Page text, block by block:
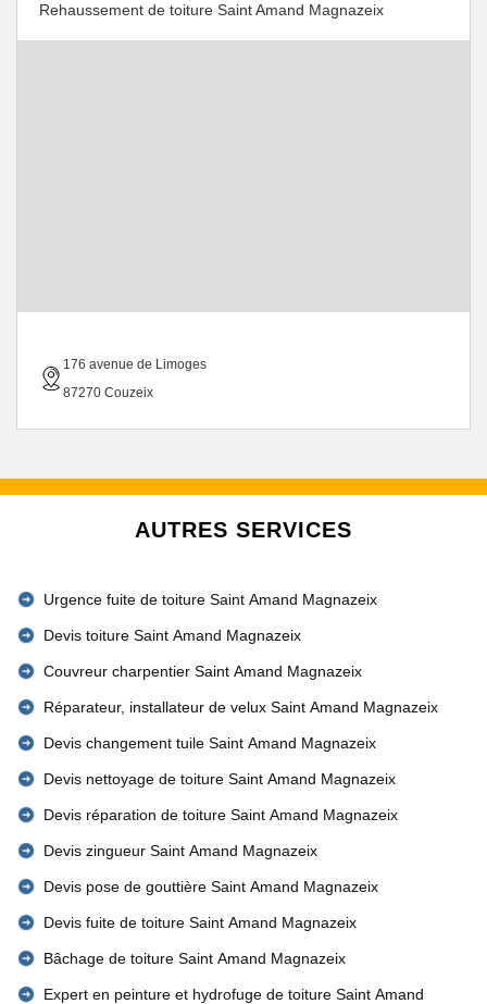
Rehaussement de toiture Saint Amand Magnazeix
176 avenue de Limoges
87270 Couzeix
AUTRES SERVICES
Urgence fuite de toiture Saint Amand Magnazeix
Devis toiture Saint Amand Magnazeix
Couvreur charpentier Saint Amand Magnazeix
Réparateur, installateur de velux Saint Amand Magnazeix
Devis changement tuile Saint Amand Magnazeix
Devis nettoyage de toiture Saint Amand Magnazeix
Devis réparation de toiture Saint Amand Magnazeix
Devis zingueur Saint Amand Magnazeix
Devis pose de gouttière Saint Amand Magnazeix
Devis fuite de toiture Saint Amand Magnazeix
Bâchage de toiture Saint Amand Magnazeix
Expert en peinture et hydrofuge de toiture Saint Amand